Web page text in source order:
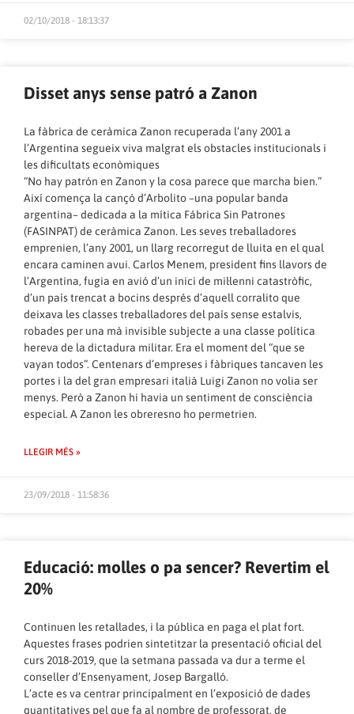
02/10/2018 - 18:13:37
Disset anys sense patró a Zanon
La fàbrica de ceràmica Zanon recuperada l’any 2001 a
l’Argentina segueix viva malgrat els obstacles institucionals i
les dificultats econòmiques
“No hay patrón en Zanon y la cosa parece que marcha bien.”
Així comença la cançó d’Arbolito –una popular banda
argentina– dedicada a la mítica Fábrica Sin Patrones
(FASINPAT) de ceràmica Zanon. Les seves treballadores
emprenien, l’any 2001, un llarg recorregut de lluita en el qual
encara caminen avui. Carlos Menem, president fins llavors de
l’Argentina, fugia en avió d’un inici de mil·lenni catastròfic,
d’un país trencat a bocins després d’aquell corralito que
deixava les classes treballadores del país sense estalvis,
robades per una mà invisible subjecte a una classe política
hereva de la dictadura militar. Era el moment del “que se
vayan todos”. Centenars d’empreses i fàbriques tancaven les
portes i la del gran empresari italià Luigi Zanon no volia ser
menys. Però a Zanon hi havia un sentiment de consciència
especial. A Zanon les obreresno ho permetrien.
LLEGIR MÉS »
23/09/2018 - 11:58:36
Educació: molles o pa sencer? Revertim el
20%
Continuen les retallades, i la pública en paga el plat fort.
Aquestes frases podrien sintetitzar la presentació oficial del
curs 2018-2019, que la setmana passada va dur a terme el
conseller d’Ensenyament, Josep Bargalló.
L’acte es va centrar principalment en l’exposició de dades
quantitatives pel que fa al nombre de professorat, de